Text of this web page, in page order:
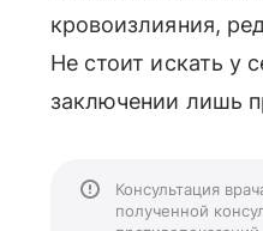
кровоизлияния,
Не стоит искать у
заключении лишь
Консультация
полученной